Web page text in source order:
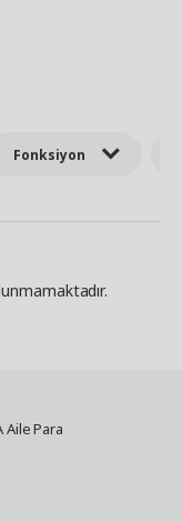
Fonksiyon
Aile Para